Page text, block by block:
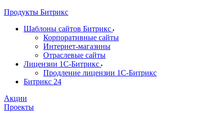
Продукты Битрикс
Шаблоны сайтов Битрикс
Корпоративные сайты
Интернет-магазины
Отраслевые сайты
Лицензии 1С-Битрикс
Продление лицензии 1С-Битрикс
Битрикс 24
Акции
Проекты